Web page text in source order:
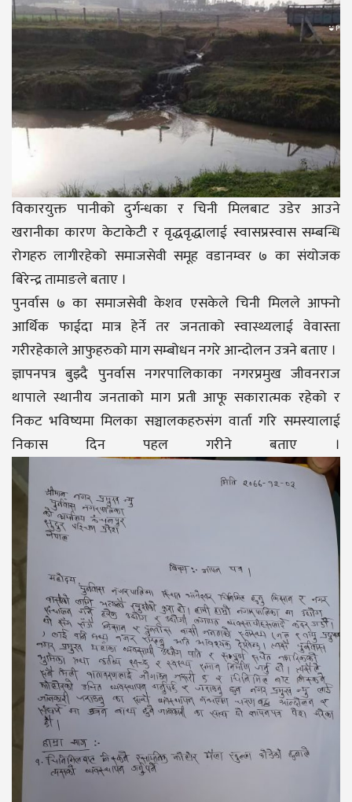
विकारयुक्त पानीको दुर्गन्धका र चिनी मिलबाट उडेर आउने
खरानीका कारण केटाकेटी र वृद्धवृद्धालाई स्वासप्रस्वास सम्बन्धि
रोगहरु लागीरहेको समाजसेवी समूह वडानम्वर ७ का संयोजक
बिरेन्द्र तामाङले बताए ।
पुनर्वास ७ का समाजसेवी केशव एसकेले चिनी मिलले आफ्नो
आर्थिक फाईदा मात्र हेर्ने तर जनताको स्वास्थ्यलाई वेवास्ता
गरीरहेकाले आफुहरुको माग सम्बोधन नगरे आन्दोलन उत्रने बताए ।
ज्ञापनपत्र बुझ्दै पुनर्वास नगरपालिकाका नगरप्रमुख जीवनराज
थापाले स्थानीय जनताको माग प्रती आफू सकारात्मक रहेको र
निकट भविष्यमा मिलका सञ्चालकहरुसंग वार्ता गरि समस्यालाई
निकास दिन पहल गरीने बताए ।